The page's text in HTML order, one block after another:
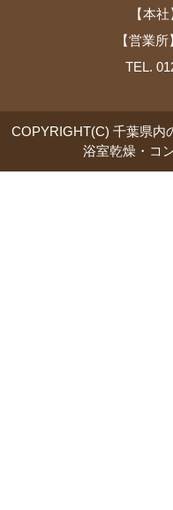
【本
【営業
TEL.
COPYRIGHT(C) 千葉県
浴室乾燥・コ